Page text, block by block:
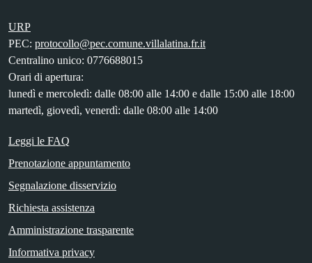
URP
PEC: protocollo@pec.comune.villalatina.fr.it
Centralino unico: 0776688015
Orari di apertura:
lunedì e mercoledì: dalle 08:00 alle 14:00 e dalle 15:00 alle 18:00
martedì, giovedì, venerdì: dalle 08:00 alle 14:00
Leggi le FAQ
Prenotazione appuntamento
Segnalazione disservizio
Richiesta assistenza
Amministrazione trasparente
Informativa privacy